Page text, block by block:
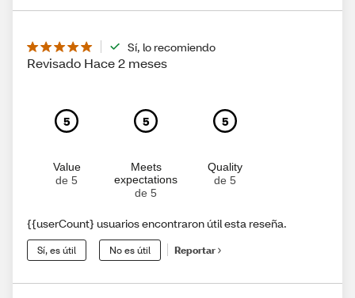
Sí, lo recomiendo
Revisado Hace 2 meses
5
Value
de 5
5
Meets
expectations
de 5
5
Quality
de 5
{{userCount} usuarios encontraron útil esta reseña.
Sí, es útil No es útil Reportar